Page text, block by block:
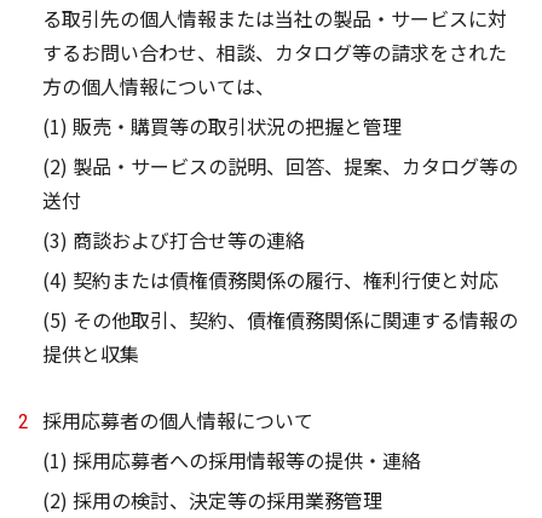
る取引先の個人情報または当社の製品・サービスに対
するお問い合わせ、相談、カタログ等の請求をされた
方の個人情報については、
(1) 販売・購買等の取引状況の把握と管理
(2) 製品・サービスの説明、回答、提案、カタログ等の
送付
(3) 商談および打合せ等の連絡
(4) 契約または債権債務関係の履行、権利行使と対応
(5) その他取引、契約、債権債務関係に関連する情報の
提供と収集
採用応募者の個人情報について
(1) 採用応募者への採用情報等の提供・連絡
(2) 採用の検討、決定等の採用業務管理